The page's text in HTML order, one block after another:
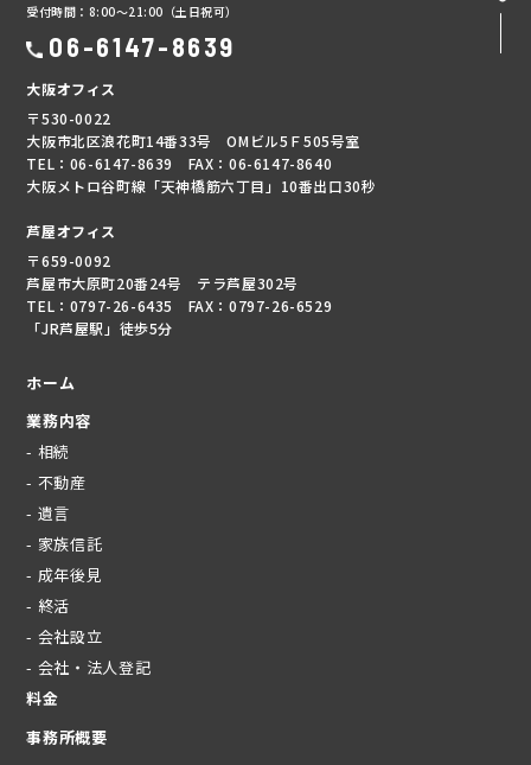
受付時間：8:00～21:00（土日祝可）
06-6147-8639
大阪オフィス
〒530-0022
大阪市北区浪花町14番33号 OMビル5Ｆ505号室
TEL：06-6147-8639 FAX：06-6147-8640
大阪メトロ谷町線「天神橋筋六丁目」10番出口30秒
芦屋オフィス
〒659-0092
芦屋市大原町20番24号 テラ芦屋302号
TEL：0797-26-6435 FAX：0797-26-6529
「JR芦屋駅」徒歩5分
ホーム
業務内容
- 相続
- 不動産
- 遺言
- 家族信託
- 成年後見
- 終活
- 会社設立
- 会社・法人登記
料金
事務所概要